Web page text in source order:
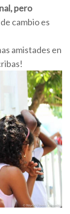
pero
cambio es
amistades en